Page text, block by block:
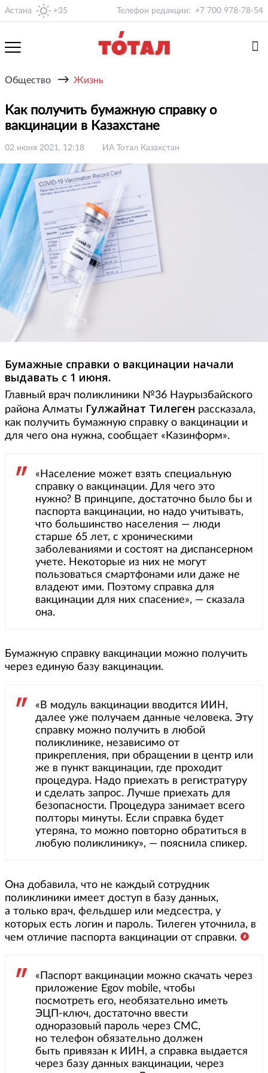
Астана +35 Телефон редакции: +7 700 978-78-54
Общество → Жизнь
Как получить бумажную справку о
вакцинации в Казахстане
02 июня 2021, 12:18 ИА Тотал Казахстан
Бумажные справки о вакцинации начали
выдавать с 1 июня.
Главный врач поликлиники №36 Наурызбайского
района Алматы Гулжайнат Тилеген рассказала,
как получить бумажную справку о вакцинации и
для чего она нужна, сообщает «Казинформ».
«Население может взять специальную
справку о вакцинации. Для чего это
нужно? В принципе, достаточно было бы и
паспорта вакцинации, но надо учитывать,
что большинство населения — люди
старше 65 лет, с хроническими
заболеваниями и состоят на диспансерном
учете. Некоторые из них не могут
пользоваться смартфонами или даже не
владеют ими. Поэтому справка для
вакцинации для них спасение», — сказала
она.
Бумажную справку вакцинации можно получить
через единую базу вакцинации.
«В модуль вакцинации вводится ИИН,
далее уже получаем данные человека. Эту
справку можно получить в любой
поликлинике, независимо от
прикрепления, при обращении в центр или
же в пункт вакцинации, где проходит
процедура. Надо приехать в регистратуру
и сделать запрос. Лучше приехать для
безопасности. Процедура занимает всего
полторы минуты. Если справка будет
утеряна, то можно повторно обратиться в
любую поликлинику», — пояснила спикер.
Она добавила, что не каждый сотрудник
поликлиники имеет доступ в базу данных,
а только врач, фельдшер или медсестра, у
которых есть логин и пароль. Тилеген уточнила, в
чем отличие паспорта вакцинации от справки.
«Паспорт вакцинации можно скачать через
приложение Еgov mobile, чтобы
посмотреть его, необязательно иметь
ЭЦП-ключ, достаточно ввести
одноразовый пароль через СМС,
но телефон обязательно должен
быть привязан к ИИН, а справка выдается
через базу данных вакцинации, через